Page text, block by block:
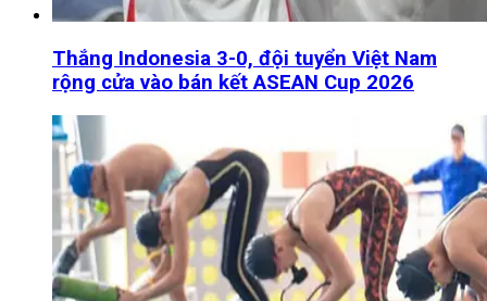
Thắng Indonesia 3-0, đội tuyển Việt Nam
rộng cửa vào bán kết ASEAN Cup 2026